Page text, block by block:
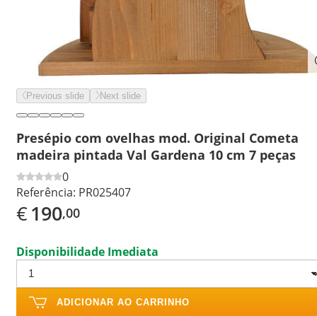
Previous slide Next slide
Presépio com ovelhas mod. Original Cometa
madeira pintada Val Gardena 10 cm 7 peças
0
Referência: PR025407
€190,00
Disponibilidade Imediata
ADICIONAR AO CARRINHO